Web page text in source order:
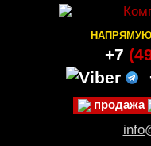
+7
продажа